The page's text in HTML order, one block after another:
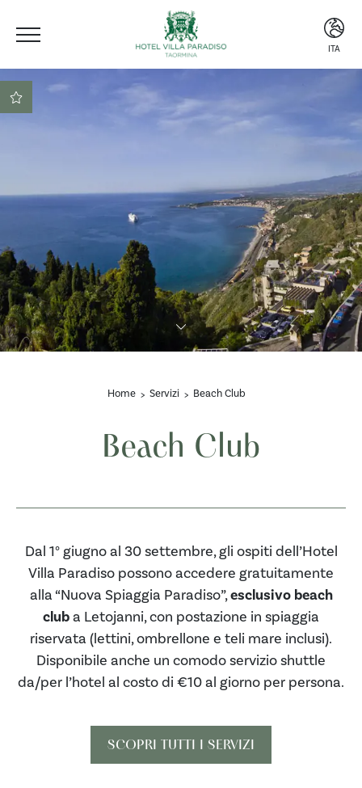
ITA
Home Servizi Beach Club
Beach Club
Dal 1° giugno al 30 settembre, gli ospiti dell’Hotel
Villa Paradiso possono accedere gratuitamente
alla “Nuova Spiaggia Paradiso”,esclusivo beach
cluba Letojanni, con postazione in spiaggia
riservata (lettini, ombrellone e teli mare inclusi).
Disponibile anche un comodo servizio shuttle
da/per l’hotel al costo di €10 al giorno per persona.
SCOPRI TUTTI I SERVIZI